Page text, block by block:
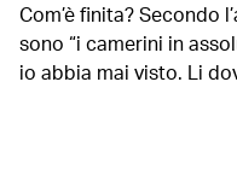
Com’è finita? Secondo
sono “i camerini in
io abbia mai visto. Li